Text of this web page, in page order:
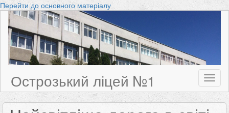
Перейти до основного матеріалу
Острозький ліцей №1